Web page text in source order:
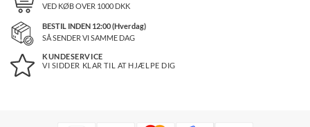
VED KØB OVER 1000DKK
BESTIL INDEN 12:00 (Hverdag)
SÅ SENDER VI SAMME DAG
KUNDESERVICE
VI SIDDER KLAR TIL AT HJÆLPE DIG